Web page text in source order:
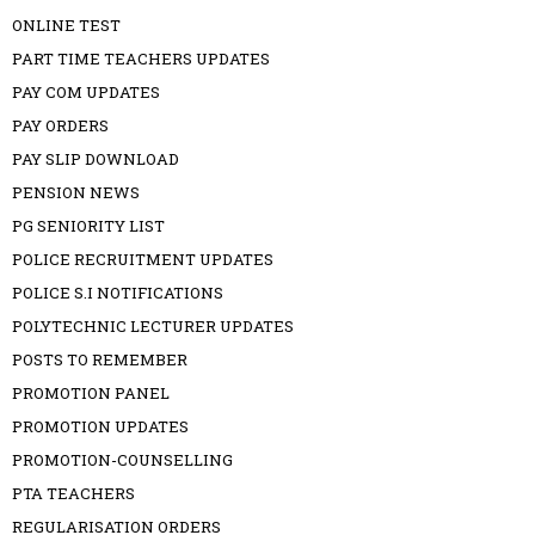
ONLINE TEST
PART TIME TEACHERS UPDATES
PAY COM UPDATES
PAY ORDERS
PAY SLIP DOWNLOAD
PENSION NEWS
PG SENIORITY LIST
POLICE RECRUITMENT UPDATES
POLICE S.I NOTIFICATIONS
POLYTECHNIC LECTURER UPDATES
POSTS TO REMEMBER
PROMOTION PANEL
PROMOTION UPDATES
PROMOTION-COUNSELLING
PTA TEACHERS
REGULARISATION ORDERS